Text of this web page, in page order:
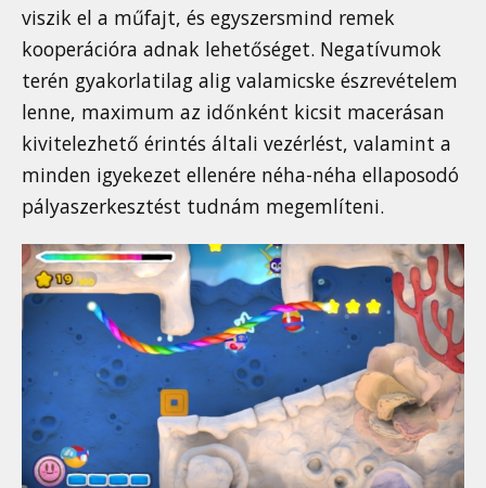
viszik el a műfajt, és egyszersmind remek
kooperációra adnak lehetőséget. Negatívumok
terén gyakorlatilag alig valamicske észrevételem
lenne, maximum az időnként kicsit macerásan
kivitelezhető érintés általi vezérlést, valamint a
minden igyekezet ellenére néha-néha ellaposodó
pályaszerkesztést tudnám megemlíteni.